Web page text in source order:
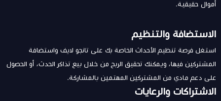
أموال حقيقية.
الاستضافة والتنظيم
استغل فرصة تنظيم الأحداث الخاصة بك على تانجو لايف واستضافة
المشتركين فيها، ويمكنك تحقيق الربح من خلال بيع تذاكر الحدث، أو الحصول
على دعم مادي من المشتركين المهتمين بالمشاركة.
الاشتراكات والرعايات